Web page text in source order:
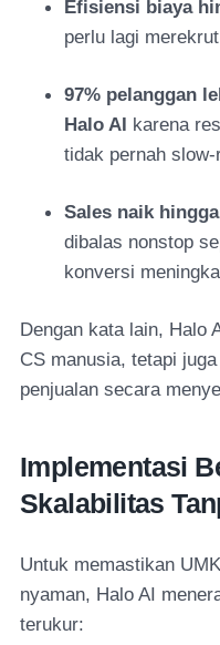
Efisiensi biaya
perlu lagi
97% pelanggan
Halo AI karena
tidak pernah slow-
Sales naik
dibalas nonstop
konversi
Dengan kata lain, Halo
CS manusia, tetapi juga
penjualan secara
Implementasi
Skalabilitas
Untuk memastikan
nyaman, Halo AI
terukur: